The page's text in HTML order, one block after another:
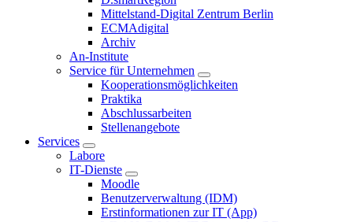
Mittelstand-Digital Zentrum Berlin
ECMAdigital
Archiv
An-Institute
Service für Unternehmen
Kooperationsmöglichkeiten
Praktika
Abschlussarbeiten
Stellenangebote
Services
Labore
IT-Dienste
Moodle
Benutzerverwaltung (IDM)
Erstinformationen zur IT (App)